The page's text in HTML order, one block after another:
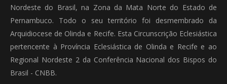
Nordeste do Brasil, na Zona da Mata Norte do Estado de
Pernambuco. Todo o seu território foi desmembrado da
Arquidiocese de Olinda e Recife. Esta Circunscrição Eclesiástica
pertencente à Província Eclesiástica de Olinda e Recife e ao
Regional Nordeste 2 da Conferência Nacional dos Bispos do
Brasil - CNBB.